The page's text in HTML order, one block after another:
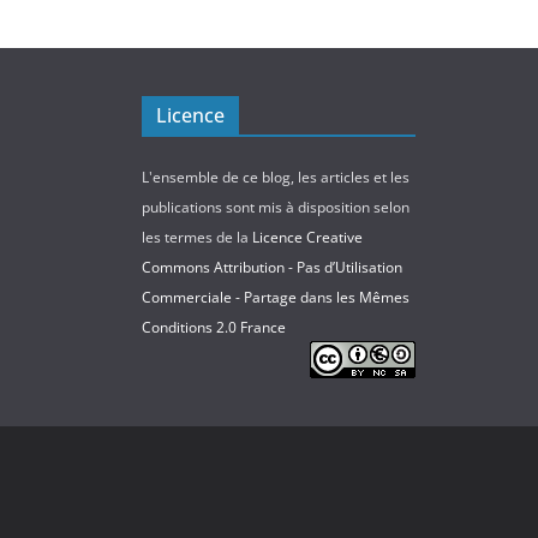
Licence
L'ensemble de ce blog, les articles et les
publications sont mis à disposition selon
les termes de la Licence Creative
Commons Attribution - Pas d’Utilisation
Commerciale - Partage dans les Mêmes
Conditions 2.0 France